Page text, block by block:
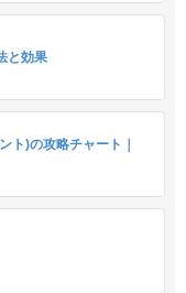
と効果
ト)の攻略チャート｜